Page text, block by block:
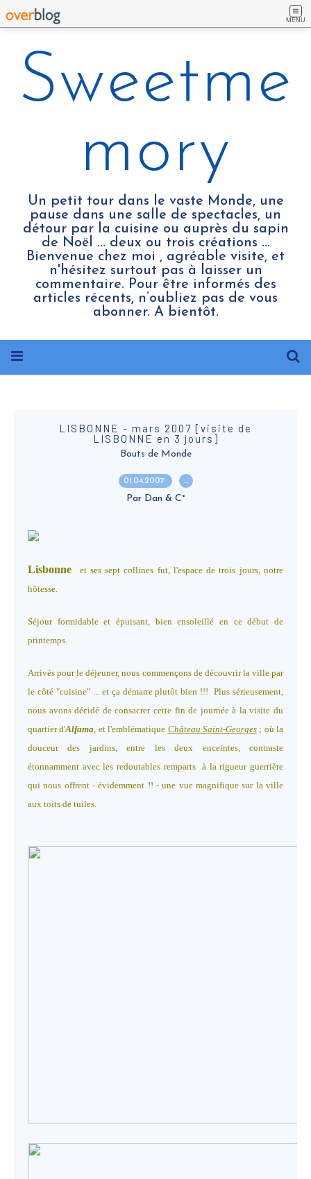
MENU
Sweetme
mory
Un petit tour dans le vaste Monde, une
pause dans une salle de spectacles, un
détour par la cuisine ou auprès du sapin
de Noël ... deux ou trois créations …
Bienvenue chez moi , agréable visite, et
n'hésitez surtout pas à laisser un
commentaire. Pour être informés des
articles récents, n’oubliez pas de vous
abonner. A bientôt.
LISBONNE - mars 2007 [visite de
LISBONNE en 3 jours]
Bouts de Monde
01.04.2007 …
Par Dan & C°
Lisbonne
et ses sept collines fut, l'espace de trois jours, notre
hôtesse.
Séjour formidable et épuisant, bien ensoleillé en ce début de
printemps.
Arrivés pour le déjeuner, nous commençons de découvrir la ville par
le côté "cuisine" ... et ça démarre plutôt bien !!! Plus sérieusement,
nous avons décidé de consacrer cette fin de journée à la visite du
quartier d'Alfama, et l'emblématique Château Saint-Georges; où la
douceur des jardins, entre les deux enceintes, contraste
étonnamment avec les redoutables remparts à la rigueur guerrière
qui nous offrent - évidemment !! - une vue magnifique sur la ville
aux toits de tuiles.